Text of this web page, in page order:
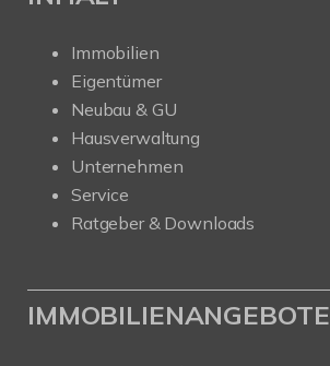
Immobilien
Eigentümer
Neubau & GU
Hausverwaltung
Unternehmen
Service
Ratgeber & Downloads
IMMOBILIENANGEBOTE